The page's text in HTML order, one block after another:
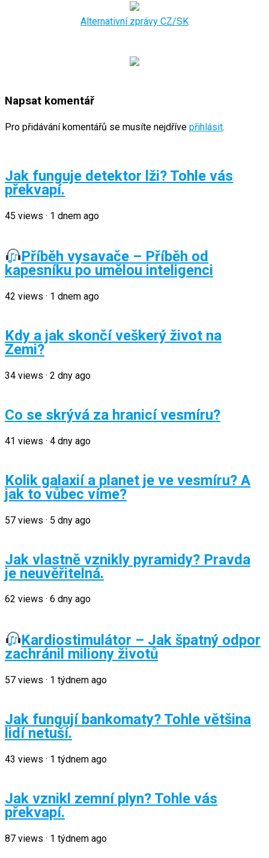
Alternativní zprávy CZ/SK
Napsat komentář
Pro přidávání komentářů se musíte nejdříve přihlásit.
Jak funguje detektor lži? Tohle vás
překvapí.
45 views · 1 dnem ago
Příběh vysavače – Příběh od
kapesníku po umělou inteligenci
42 views · 1 dnem ago
Kdy a jak skončí veškerý život na
Zemi?
34 views · 2 dny ago
Co se skrývá za hranicí vesmíru?
41 views · 4 dny ago
Kolik galaxií a planet je ve vesmíru? A
jak to vůbec víme?
57 views · 5 dny ago
Jak vlastně vznikly pyramidy? Pravda
je neuvěřitelná.
62 views · 6 dny ago
Kardiostimulátor – Jak špatný odpor
zachránil miliony životů
57 views · 1 týdnem ago
Jak fungují bankomaty? Tohle většina
lidí netuší.
43 views · 1 týdnem ago
Jak vznikl zemní plyn? Tohle vás
překvapí.
87 views · 1 týdnem ago